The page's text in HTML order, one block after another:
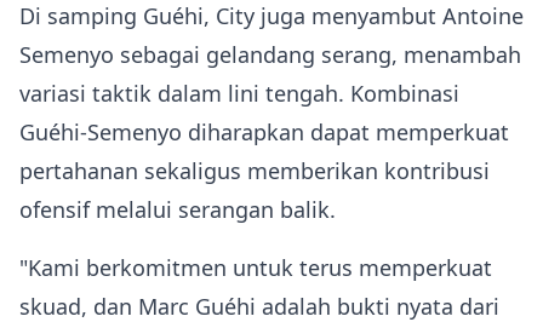
Di samping Guéhi, City juga menyambut Antoine
Semenyo sebagai gelandang serang, menambah
variasi taktik dalam lini tengah. Kombinasi
Guéhi‑Semenyo diharapkan dapat memperkuat
pertahanan sekaligus memberikan kontribusi
ofensif melalui serangan balik.
"Kami berkomitmen untuk terus memperkuat
skuad, dan Marc Guéhi adalah bukti nyata dari